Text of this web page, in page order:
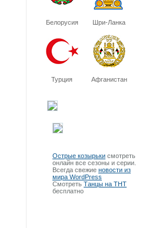
Белорусия Шри-Ланка
Турция Афганистан
Острые козырьки смотреть
онлайн все сезоны и серии.
Всегда свежие новости из
мира WordPress
Смотреть Танцы на ТНТ
бесплатно